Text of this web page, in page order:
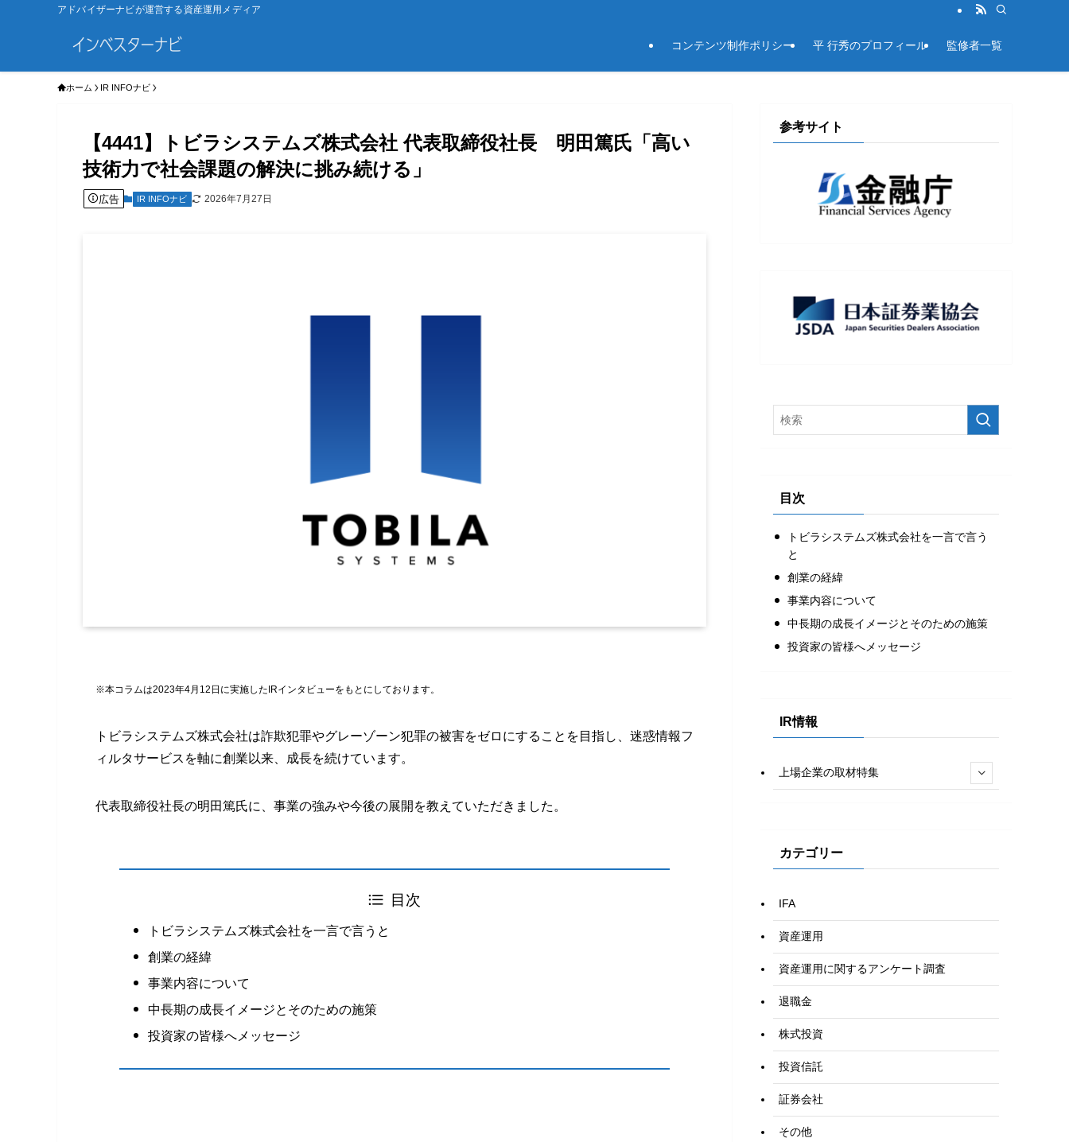
アドバイザーナビが運営する資産運用メディア
コンテンツ制作ポリシー 平 行秀のプロフィール 監修者一覧
ホーム IR INFOナビ
【4441】トビラシステムズ株式会社 代表取締役社長 明田篤氏「高い
技術力で社会課題の解決に挑み続ける」
広告 IR INFOナビ 2026年7月27日
※本コラムは2023年4月12日に実施したIRインタビューをもとにしております。
トビラシステムズ株式会社は詐欺犯罪やグレーゾーン犯罪の被害をゼロにすることを目指し、迷惑情報フ
ィルタサービスを軸に創業以来、成長を続けています。
代表取締役社長の明田篤氏に、事業の強みや今後の展開を教えていただきました。
目次
トビラシステムズ株式会社を一言で言うと
創業の経緯
事業内容について
中長期の成長イメージとそのための施策
投資家の皆様へメッセージ
参考サイト
目次
トビラシステムズ株式会社を一言で言う
と
創業の経緯
事業内容について
中長期の成長イメージとそのための施策
投資家の皆様へメッセージ
IR情報
上場企業の取材特集
カテゴリー
IFA
資産運用
資産運用に関するアンケート調査
退職金
株式投資
投資信託
証券会社
その他